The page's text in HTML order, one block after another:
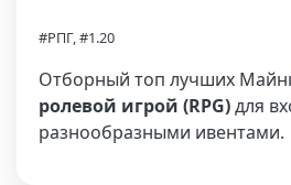
#РПГ, #1.20
Отборный топ лучших
ролевой игрой (RPG)для
разнообразными ивентами.